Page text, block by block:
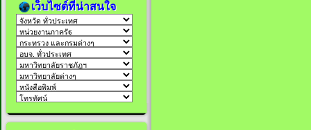
เว็บไซต์ที่น่าสนใจ